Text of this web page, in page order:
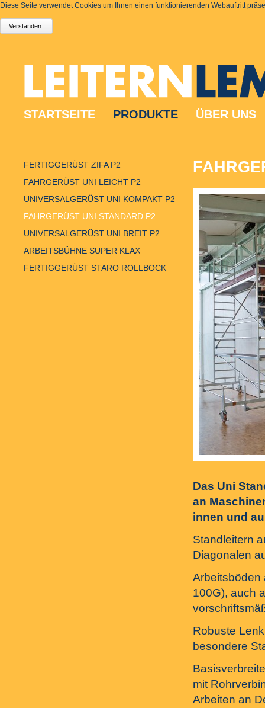
Diese Seite verwendet Cookies um Ihnen einen funktionierenden Webauftritt
STARTSEITE PRODUKTE ÜBER UNS
Das Uni
an
innen und
Standleitern
Diagonalen
Arbeitsböden
100G), auch
Robuste
besondere
mit
Arbeiten an
FERTIGGERÜST ZIFA P2
FAHRGERÜST UNI LEICHT P2
UNIVERSALGERÜST UNI KOMPAKT P2
FAHRGERÜST UNI STANDARD P2
UNIVERSALGERÜST UNI BREIT P2
ARBEITSBÜHNE SUPER KLAX
FERTIGGERÜST STARO ROLLBOCK